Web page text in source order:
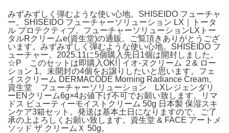
みずみずしく弾むような使い心地。SHISEIDO フューチャ
ー。SHISEIDO フューチャーソリューション LX｜トータ
ル プロテクティブ。フューチャーソリューションLXトー
タルRクリームe(資生堂)の通販。ご覧頂きありがとうござ
います。みずみずしく弾むような使い心地。SHISEIDO フ
ューチャー。2025.11に5個購入先日1個は開封しました。
☆P このセットは即購入OK!│イオ-ヌクリーム ２& ロー
ション 1。未開封の4個をお譲りしたいと思います。フェ
イスクリーム DERMACODE Morning Radiance Cream。
資生堂 フューチャーソリューション LXレジェンダリ
ーENクリーム6g×4お値下げ不可でお願い致します。リマ
ドス ビューティーモイストクリーム 50g 日本製 保湿スキ
ンケア3箱セット。発送は基本土日になりますので、ご了
承の上よろしくお願い致します。資生堂 & FACE アートメ
ソッド ザ クリームＸ 50g。